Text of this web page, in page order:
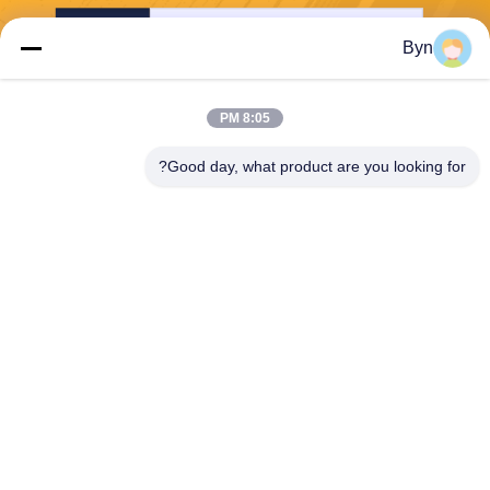
Byn
8:05 PM
Good day, what product are you looking for?